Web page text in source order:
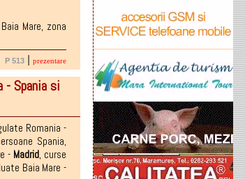
Mare, zona
P 513 prezentare
- Spania si
Romania -
Spania,
- Madrid, curse
Baia Mare -